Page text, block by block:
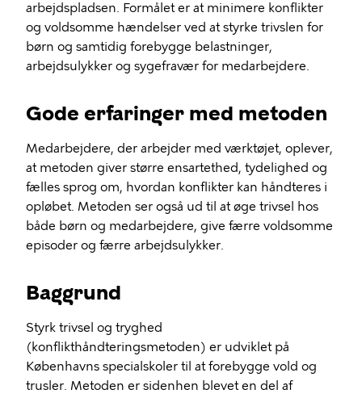
arbejdspladsen. Formålet er at minimere konflikter
og voldsomme hændelser ved at styrke trivslen for
børn og samtidig forebygge belastninger,
arbejdsulykker og sygefravær for medarbejdere.
Gode erfaringer med metoden
Medarbejdere, der arbejder med værktøjet, oplever,
at metoden giver større ensartethed, tydelighed og
fælles sprog om, hvordan konflikter kan håndteres i
opløbet. Metoden ser også ud til at øge trivsel hos
både børn og medarbejdere, give færre voldsomme
episoder og færre arbejdsulykker.
Baggrund
Styrk trivsel og tryghed
(konflikthåndteringsmetoden) er udviklet på
Københavns specialskoler til at forebygge vold og
trusler. Metoden er sidenhen blevet en del af